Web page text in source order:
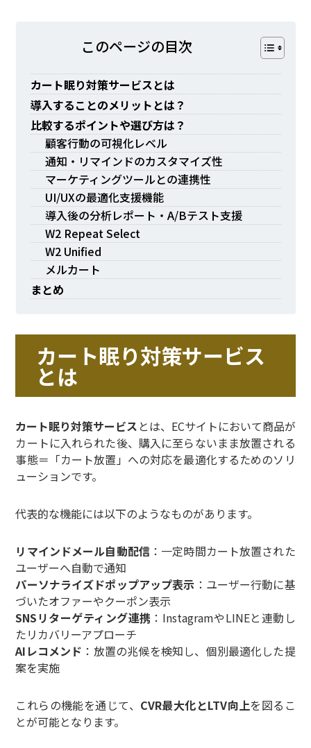
このページの⽬次
カート眠り対策サービスとは
導入することのメリットとは？
比較するポイントや選び方は？
顧客行動の可視化レベル
通知・リマインドのカスタマイズ性
マーケティングツールとの連携性
UI/UXの最適化支援機能
導入後の分析レポート・A/Bテスト支援
W2 Repeat Select
W2 Unified
メルカート
まとめ
カート眠り対策サービス
とは
カート眠り対策サービス とは、ECサイトにおいて商品が
カートに入れられた後、購入に至らないまま放置される
事態＝「カート放置」への対応を最適化するためのソリ
ューションです。
代表的な機能には以下のようなものがあります。
リマインドメール自動配信 ：一定時間カート放置された
ユーザーへ自動で通知
パーソナライズドポップアップ表示 ：ユーザー行動に基
づいたオファーやクーポン表示
SNSリターゲティング連携 ：InstagramやLINEと連動し
たリカバリーアプローチ
AIレコメンド ：放置の兆候を検知し、個別最適化した提
案を実施
これらの機能を通じて、 CVR最大化とLTV向上を図るこ
とが可能となります。